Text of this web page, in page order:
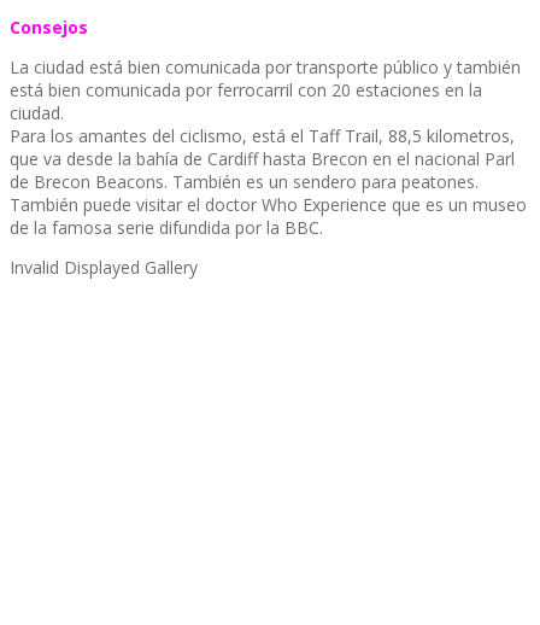
Consejos
La ciudad está bien comunicada por transporte público y también
está bien comunicada por ferrocarril con 20 estaciones en la
ciudad.
Para los amantes del ciclismo, está el Taff Trail, 88,5 kilometros,
que va desde la bahía de Cardiff hasta Brecon en el nacional Parl
de Brecon Beacons. También es un sendero para peatones.
También puede visitar el doctor Who Experience que es un museo
de la famosa serie difundida por la BBC.
Invalid Displayed Gallery